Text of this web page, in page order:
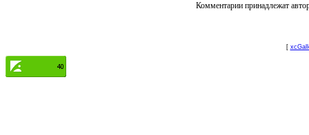
Комментарии принадлежат
[